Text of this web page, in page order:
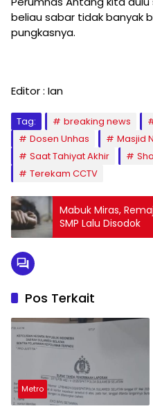
beliau sabar tidak banyak
pungkasnya.
Editor : Ian
Tag: breaking news
Dosen Unhas
Masjid
Saat Tahiyat Akhir
Terekam CCTV
Mabuk Miras,
SMP Lalu Disodok
Pos Terkait
Metro